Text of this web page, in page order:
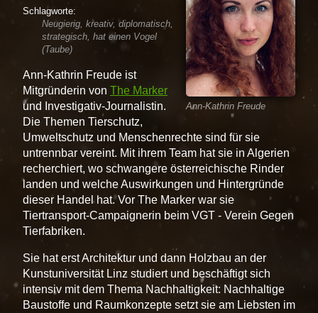
Ann-Kathrin Freude
Neugierig, kreativ, diplomatisch,
strategisch, hat einen Vogel
(Taube)
Ann-Kathrin Freude ist
Mitgründerin von The Marker
und Investigativ-Journalistin.
Die Themen Tierschutz,
Umweltschutz und Menschenrechte sind für sie
untrennbar vereint. Mit ihrem Team hat sie in Algerien
recherchiert, wo schwangere österreichische Rinder
landen und welche Auswirkungen und Hintergründe
dieser Handel hat. Vor The Marker war sie
Tiertransport-Campaignerin beim VGT - Verein Gegen
Tierfabriken.
Sie hat erst Architektur und dann Holzbau an der
Kunstuniversität Linz studiert und beschäftigt sich
intensiv mit dem Thema Nachhaltigkeit: Nachhaltige
Baustoffe und Raumkonzepte setzt sie am Liebsten im